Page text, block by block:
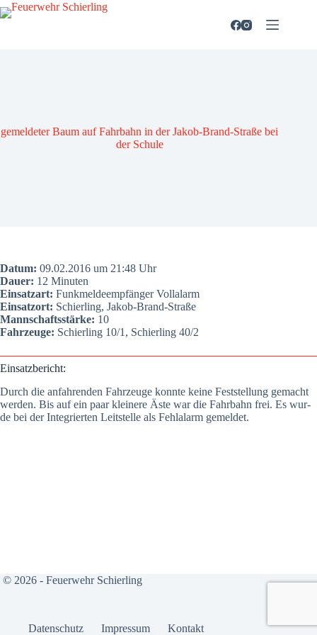
Zum
Inhalt
gemel­de­ter Baum auf Fahr­bahn in der Jakob-Brand-Stra­ße bei
der Schu­le
Datum: 09.02.2016 um 21:48 Uhr
Dau­er: 12 Minu­ten
Ein­satz­art: Funk­mel­de­emp­fän­ger Voll­alarm
Ein­satz­ort: Schier­ling, Jakob-Brand-Stra­ße
Mann­schafts­stär­ke: 10
Fahr­zeu­ge: Schier­ling 10/1, Schier­ling 40/2
Ein­satz­be­richt:
Durch die anfah­ren­den Fahr­zeu­ge konn­te kei­ne Fest­stel­lung gemacht
wer­den. Bis auf ein paar klei­ne­re Äste war die Fahr­bahn frei. Es wur­
de bei der Inte­grier­ten Leit­stel­le als Fehl­alarm gemel­det.
© 2026 - Feuerwehr Schierling
Daten­schutz Impres­sum Kon­takt